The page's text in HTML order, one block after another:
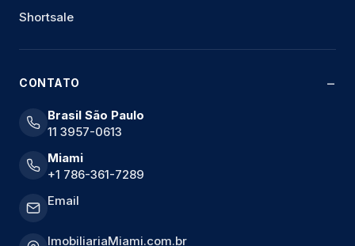
Shortsale
CONTATO
Brasil São Paulo
11 3957-0613
Miami
+1 786-361-7289
Email
ImobiliariaMiami.com.br